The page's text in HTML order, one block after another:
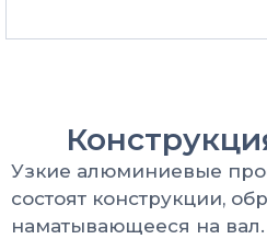
Узкие алюминиевые
состоят конструкции,
наматывающееся на